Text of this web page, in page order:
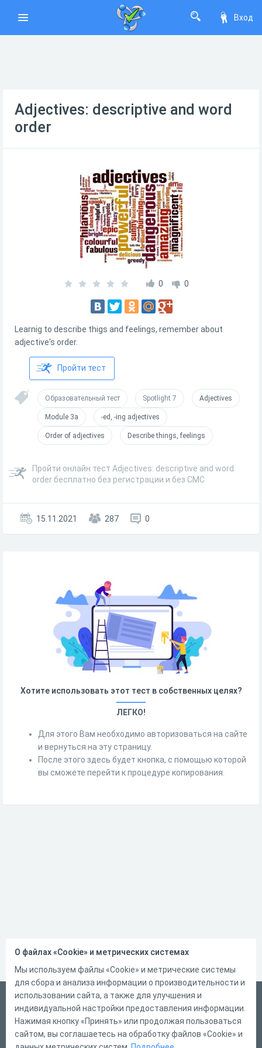
Вход
Adjectives: descriptive and word
order
0 0
Learnig to describe thigs and feelings, remember about
adjective's order.
Пройти тест
Образовательный тест Spotlight 7 Adjectives
Module 3a -ed, -ing adjectives
Order of adjectives Describe things, feelings
Пройти онлайн тест Adjectives: descriptive and word
order бесплатно без регистрации и без СМС
15.11.2021 287 0
Хотите использовать этот тест в собственных целях?
ЛЕГКО!
Для этого Вам необходимо авторизоваться на сайте
и вернуться на эту страницу.
После этого здесь будет кнопка, с помощью которой
вы сможете перейти к процедуре копирования.
Русский
Справка
Форма обратной связи
О файлах «Cookie» и метрических системах
Мы используем файлы «Cookie» и метрические системы
для сбора и анализа информации о производительности и
использовании сайта, а также для улучшения и
индивидуальной настройки предоставления информации.
Нажимая кнопку «Принять» или продолжая пользоваться
сайтом, вы соглашаетесь на обработку файлов «Cookie» и